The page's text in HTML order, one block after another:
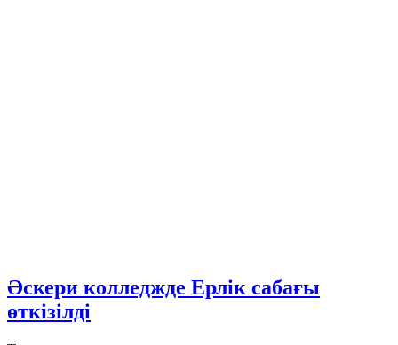
Әскери колледжде Ерлік сабағы
өткізілді